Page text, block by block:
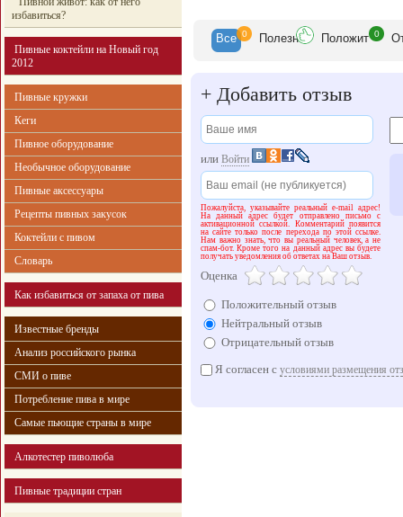
избавиться?
Пивные коктейли на Новый год
2012
Пивные кружки
Кеги
Пивное оборудование
Необычное оборудование
Пивные аксессуары
Рецепты пивных закусок
Коктейли с пивом
Словарь
Как избавиться от запаха от пива
Известные бренды
Анализ российского рынка
СМИ о пиве
Потребление пива в мире
Самые пьющие страны в мире
Алкотестер пиволюба
Пивные традиции стран
Все 0 Полезн Положит 0
+ Добавить отзыв
или Войти
Пожалуйста, указывайте реальный e-mail адрес!
На данный адрес будет отправлено письмо с
активационной ссылкой. Комментарий появится
на сайте только после перехода по этой ссылке.
Нам важно знать, что вы реальный человек, а не
спам-бот. Кроме того на данный адрес вы будете
получать уведомления об ответах на Ваш отзыв.
Оценка
Положительный отзыв
Нейтральный отзыв
Отрицательный отзыв
Я согласен с условиями размещения